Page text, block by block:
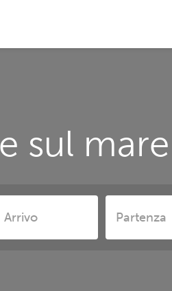
sul